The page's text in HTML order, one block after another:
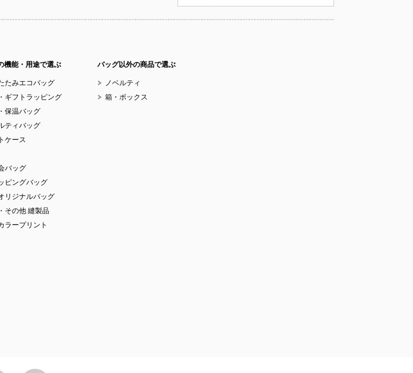
機能・用途で選ぶ
たみエコバッグ
ギフトラッピング
保温バッグ
ティバッグ
ケース
バッグ
ピングバッグ
リジナルバッグ
その他 縫製品
ラープリント
バッグ以外の商品で選ぶ
ノベルティ
箱・ボックス